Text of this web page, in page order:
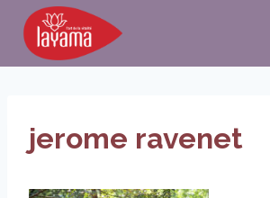
Aller
contenu
jerome ravenet